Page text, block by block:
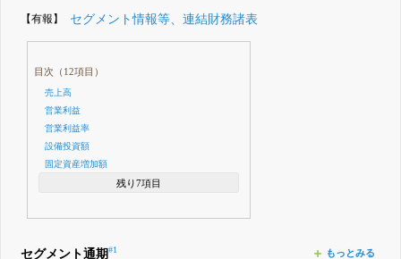
【有報】 セグメント情報等、連結財務諸表
目次（12項目）
売上高
営業利益
営業利益率
設備投資額
固定資産増加額
残り7項目
セグメント通期 もっとみる
#1